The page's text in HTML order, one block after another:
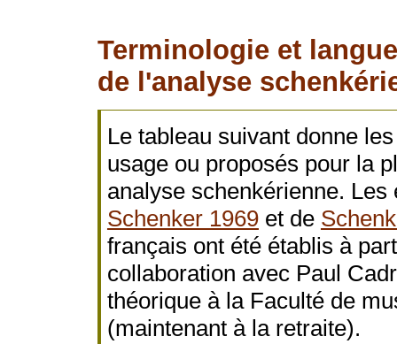
Terminologie et
de l'analyse
Le tableau suivant donne
usage ou proposés pour la
analyse schenkérienne.
Schenker 1969et de
français ont été établis à
collaboration avec Paul
théorique à la Faculté de
(maintenant à la retraite).